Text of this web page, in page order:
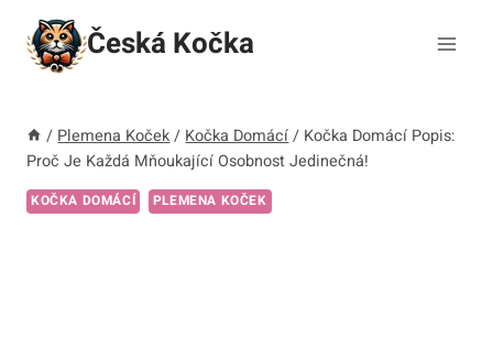
Přeskočit
obsah
Česká Kočka
/ Plemena Koček / Kočka Domácí / Kočka Domácí Popis:
Proč Je Každá Mňoukající Osobnost Jedinečná!
KOČKA DOMÁCÍ PLEMENA KOČEK